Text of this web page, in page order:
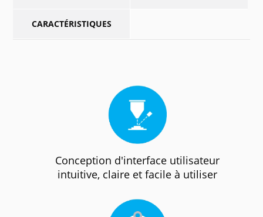
CARACTÉRISTIQUES
Conception d'interface utilisateur
intuitive, claire et facile à utiliser